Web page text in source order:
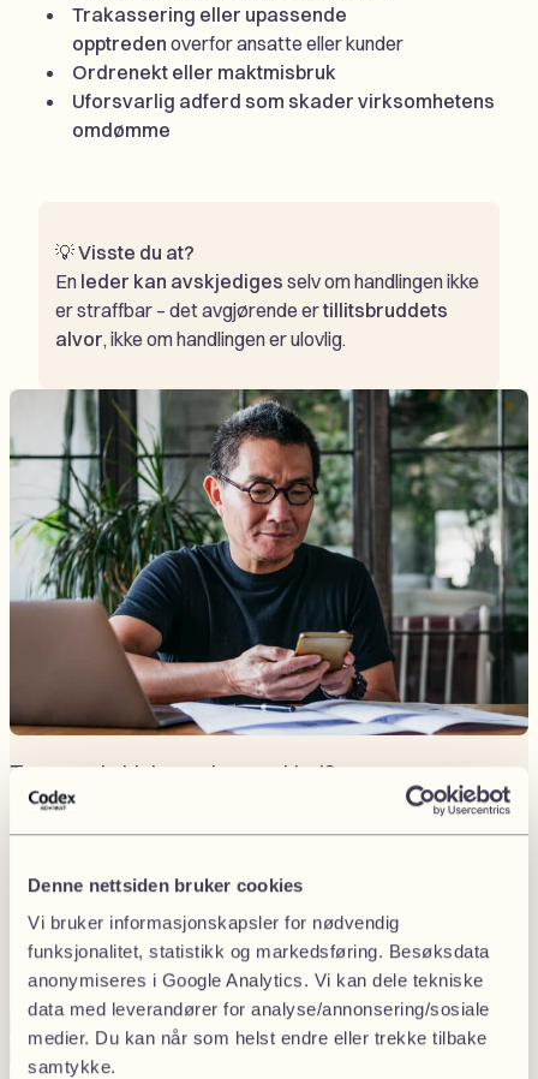
Denne nettsiden bruker cookies
Vi bruker informasjonskapsler for nødvendig
funksjonalitet, statistikk og markedsføring. Besøksdata
anonymiseres i Google Analytics. Vi kan dele tekniske
data med leverandører for analyse/annonsering/sosiale
medier. Du kan når som helst endre eller trekke tilbake
samtykke.
Trakassering eller upassende
opptreden overfor ansatte eller kunder
Ordrenekt eller maktmisbruk
Uforsvarlig adferd som skader virksomhetens
omdømme
💡Visste du at?
En leder kan avskjediges selv om handlingen ikke
er straffbar – det avgjørende ertillitsbruddets
alvor, ikke om handlingen er ulovlig.
Trenger du hjelp med en avskjed?
2
Company
or
private
Privat
Bedrift
Fornavn(Påkrevd)
Etternavn(Påkrevd)
E-
post(Påkrevd)
Telefonnummer(Påkrevd)